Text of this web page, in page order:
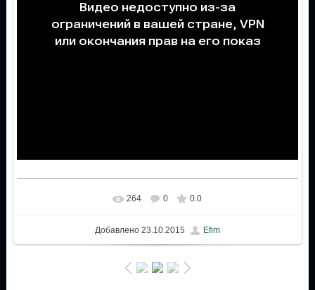
264 0 0.0
Добавлено23.10.2015 Efim